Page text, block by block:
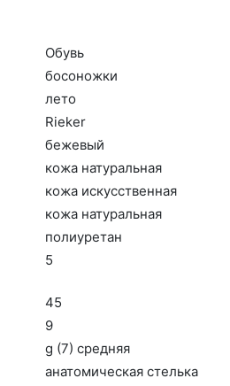
Обувь
бо­сонож­ки
ле­то
Ri­eker
бе­жевый
ко­жа на­тураль­ная
ко­жа ис­кусс­твен­ная
ко­жа на­тураль­ная
по­ли­уре­тан
5
45
9
g (7) сред­няя
ана­томи­чес­кая стель­ка